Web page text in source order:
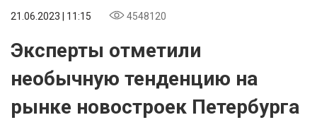
21.06.2023 | 11:15 4548120
Эксперты отметили
необычную тенденцию на
рынке новостроек Петербурга